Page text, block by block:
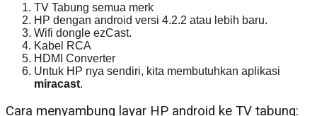
TV Tabung semua merk
HP dengan android versi 4.2.2 atau lebih baru.
Wifi dongle ezCast.
Kabel RCA
HDMI Converter
Untuk HP nya sendiri, kita membutuhkan aplikasi
miracast.
Cara menyambung layar HP android ke TV tabung: